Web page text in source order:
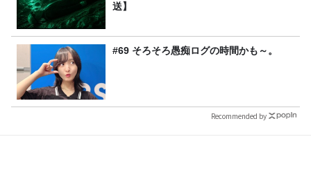
送】
#69 そろそろ愚痴ログの時間かも～。
Recommended by